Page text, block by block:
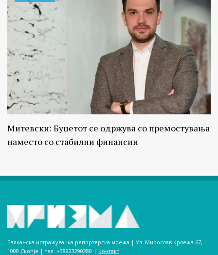
Митевски: Буџетот се одржува со премостувања
наместо со стабилни финансии
Балканска истражувачка репортерска мрежа | Ул. Мирослав Крлежа 67,
1000 Скопје | тел. +38923290280­ | Контакт